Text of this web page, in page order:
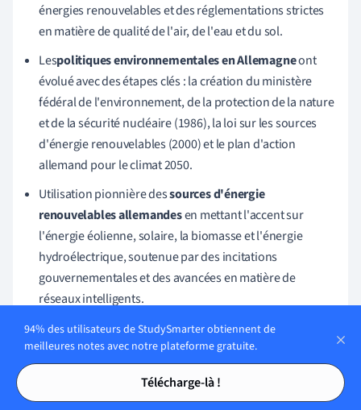
Tables des matières
Tables des matières
énergies renouvelables et des réglementations strictes
en matière de qualité de l'air, de l'eau et du sol.
Lespolitiques environnementales en Allemagneont
évolué avec des étapes clés : la création du ministère
fédéral de l'environnement, de la protection de la nature
et de la sécurité nucléaire (1986), la loi sur les sources
d'énergie renouvelables (2000) et le plan d'action
allemand pour le climat 2050.
Utilisation pionnière dessources d'énergie
renouvelables allemandesen mettant l'accent sur
l'énergie éolienne, solaire, la biomasse et l'énergie
hydroélectrique, soutenue par des incitations
gouvernementales et des avancées en matière de
réseaux intelligents.
L'accent est mis sur lesnormes de qualité de l'air
Allemagnegrâce à une application rigoureuse alignée
sur les directives de l'UE, les zones à faibles émissions et
les technologies de filtration avancées pour les
94% des utilisateurs de StudySmarter obtiennent de
meilleures notes avec notre plateforme gratuite.
Télécharge-là !